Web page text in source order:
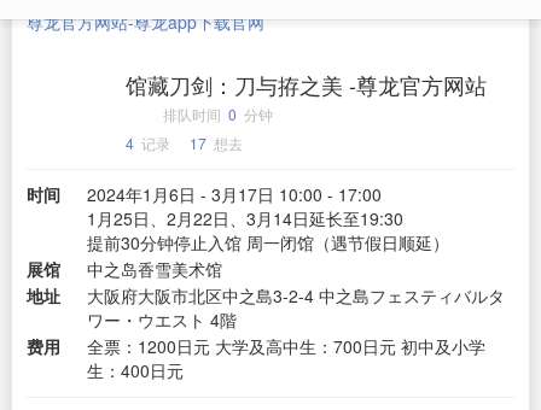
尊龙官方网站-尊龙app下载官网
馆藏刀剑：刀与拵之美 -尊龙官方网站
排队时间 0 分钟
4 记录 17 想去
时间
2024年1月6日 - 3月17日 10:00 - 17:00
1月25日、2月22日、3月14日延长至19:30
提前30分钟停止入馆 周一闭馆（遇节假日顺延）
展馆
中之岛香雪美术馆
地址
大阪府大阪市北区中之島3-2-4 中之島フェスティバルタ
ワー・ウエスト 4階
费用
全票：1200日元 大学及高中生：700日元 初中及小学
生：400日元